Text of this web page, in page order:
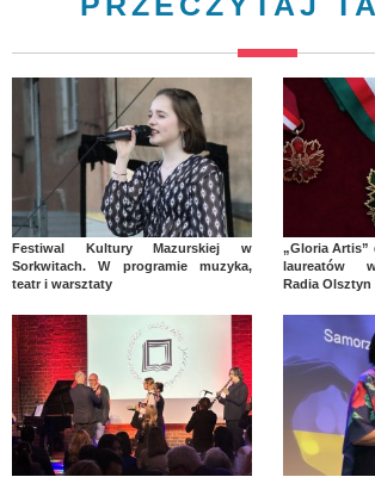
Festiwal Kultury Mazurskiej w
Sorkwitach. W programie muzyka,
teatr i warsztaty
„Gloria Artis”
laureatów
Radia Olsztyn